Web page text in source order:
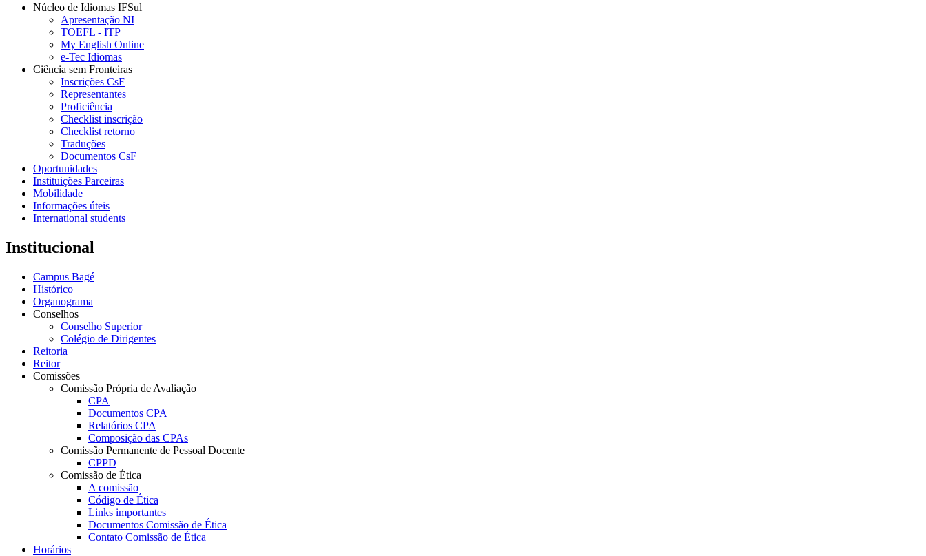
Núcleo de Idiomas IFSul
Apresentação NI
TOEFL - ITP
My English Online
e-Tec Idiomas
Ciência sem Fronteiras
Inscrições CsF
Representantes
Proficiência
Checklist inscrição
Checklist retorno
Traduções
Documentos CsF
Oportunidades
Instituições Parceiras
Mobilidade
Informações úteis
International students
Institucional
Campus Bagé
Histórico
Organograma
Conselhos
Conselho Superior
Colégio de Dirigentes
Reitoria
Reitor
Comissões
Comissão Própria de Avaliação
CPA
Documentos CPA
Relatórios CPA
Composição das CPAs
Comissão Permanente de Pessoal Docente
CPPD
Comissão de Ética
A comissão
Código de Ética
Links importantes
Documentos Comissão de Ética
Contato Comissão de Ética
Horários